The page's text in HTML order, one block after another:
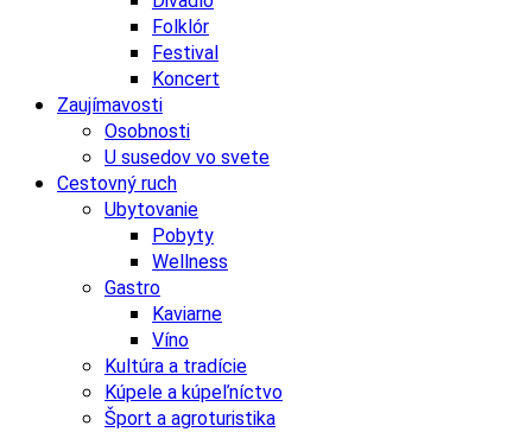
Folklór
Festival
Koncert
Zaujímavosti
Osobnosti
U susedov vo svete
Cestovný ruch
Ubytovanie
Pobyty
Wellness
Gastro
Kaviarne
Víno
Kultúra a tradície
Kúpele a kúpeľníctvo
Šport a agroturistika